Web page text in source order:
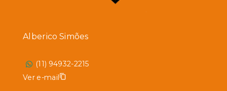
Alberico Simões
(11) 94932-2215
Ver e-mail